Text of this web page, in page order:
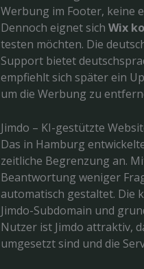
Werbung im Footer, keine
Dennoch eignet sich Wix
testen möchten. Die
Support bietet
empfiehlt sich später ein
um die Werbung zu
Jimdo – KI-gestützte
Das in Hamburg
zeitliche Begrenzung an.
Beantwortung weniger
automatisch gestaltet. Die
Jimdo-Subdomain und
Nutzer ist Jimdo attraktiv,
umgesetzt sind und die